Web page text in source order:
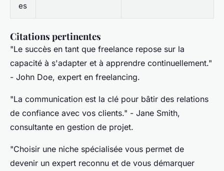
es
Citations pertinentes
"Le succès en tant que freelance repose sur la
capacité à s'adapter et à apprendre continuellement."
- John Doe, expert en freelancing.
"La communication est la clé pour bâtir des relations
de confiance avec vos clients." - Jane Smith,
consultante en gestion de projet.
"Choisir une niche spécialisée vous permet de
devenir un expert reconnu et de vous démarquer